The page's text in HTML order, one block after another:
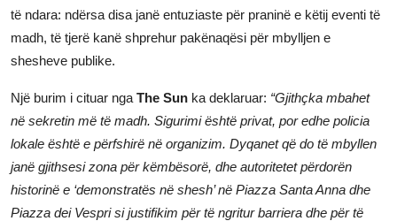
të ndara: ndërsa disa janë entuziaste për praninë e këtij eventi të
madh, të tjerë kanë shprehur pakënaqësi për mbylljen e
shesheve publike.
Një burim i cituar nga The Sun ka deklaruar: “Gjithçka mbahet
në sekretin më të madh. Sigurimi është privat, por edhe policia
lokale është e përfshirë në organizim. Dyqanet që do të mbyllen
janë gjithsesi zona për këmbësorë, dhe autoritetet përdorën
historinë e ‘demonstratës në shesh’ në Piazza Santa Anna dhe
Piazza dei Vespri si justifikim për të ngritur barriera dhe për të